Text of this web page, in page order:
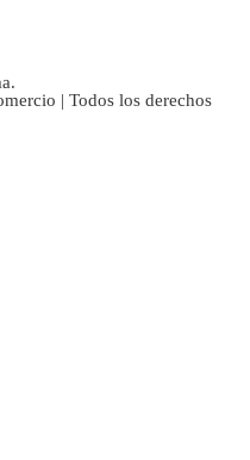
| Todos los derechos